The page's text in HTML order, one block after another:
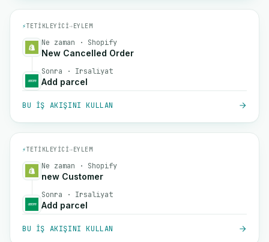
⚡TETIKLEYICI→EYLEM
Ne zaman · Shopify
New Cancelled Order
Sonra · Irsaliyat
Add parcel
BU IŞ AKIŞINI KULLAN
⚡TETIKLEYICI→EYLEM
Ne zaman · Shopify
new Customer
Sonra · Irsaliyat
Add parcel
BU IŞ AKIŞINI KULLAN